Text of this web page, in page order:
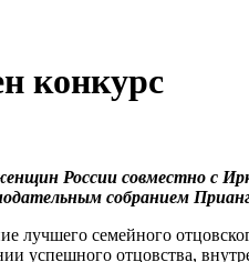
конкурс
России совместно с
собранием
лучшего семейного
успешного отцовства,